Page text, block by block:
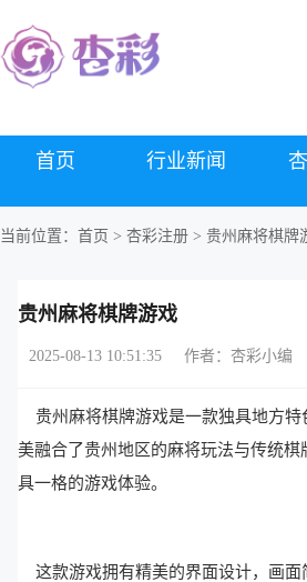
首页 行业新闻
当前位置： 首页 > 杏彩注册 > 贵州麻将棋牌
贵州麻将棋牌游戏
2025-08-13 10:51:35 作者：杏彩小编
贵州麻将棋牌游戏是一款独具地方特
美融合了贵州地区的麻将玩法与传统棋
具一格的游戏体验。
这款游戏拥有精美的界面设计，画面